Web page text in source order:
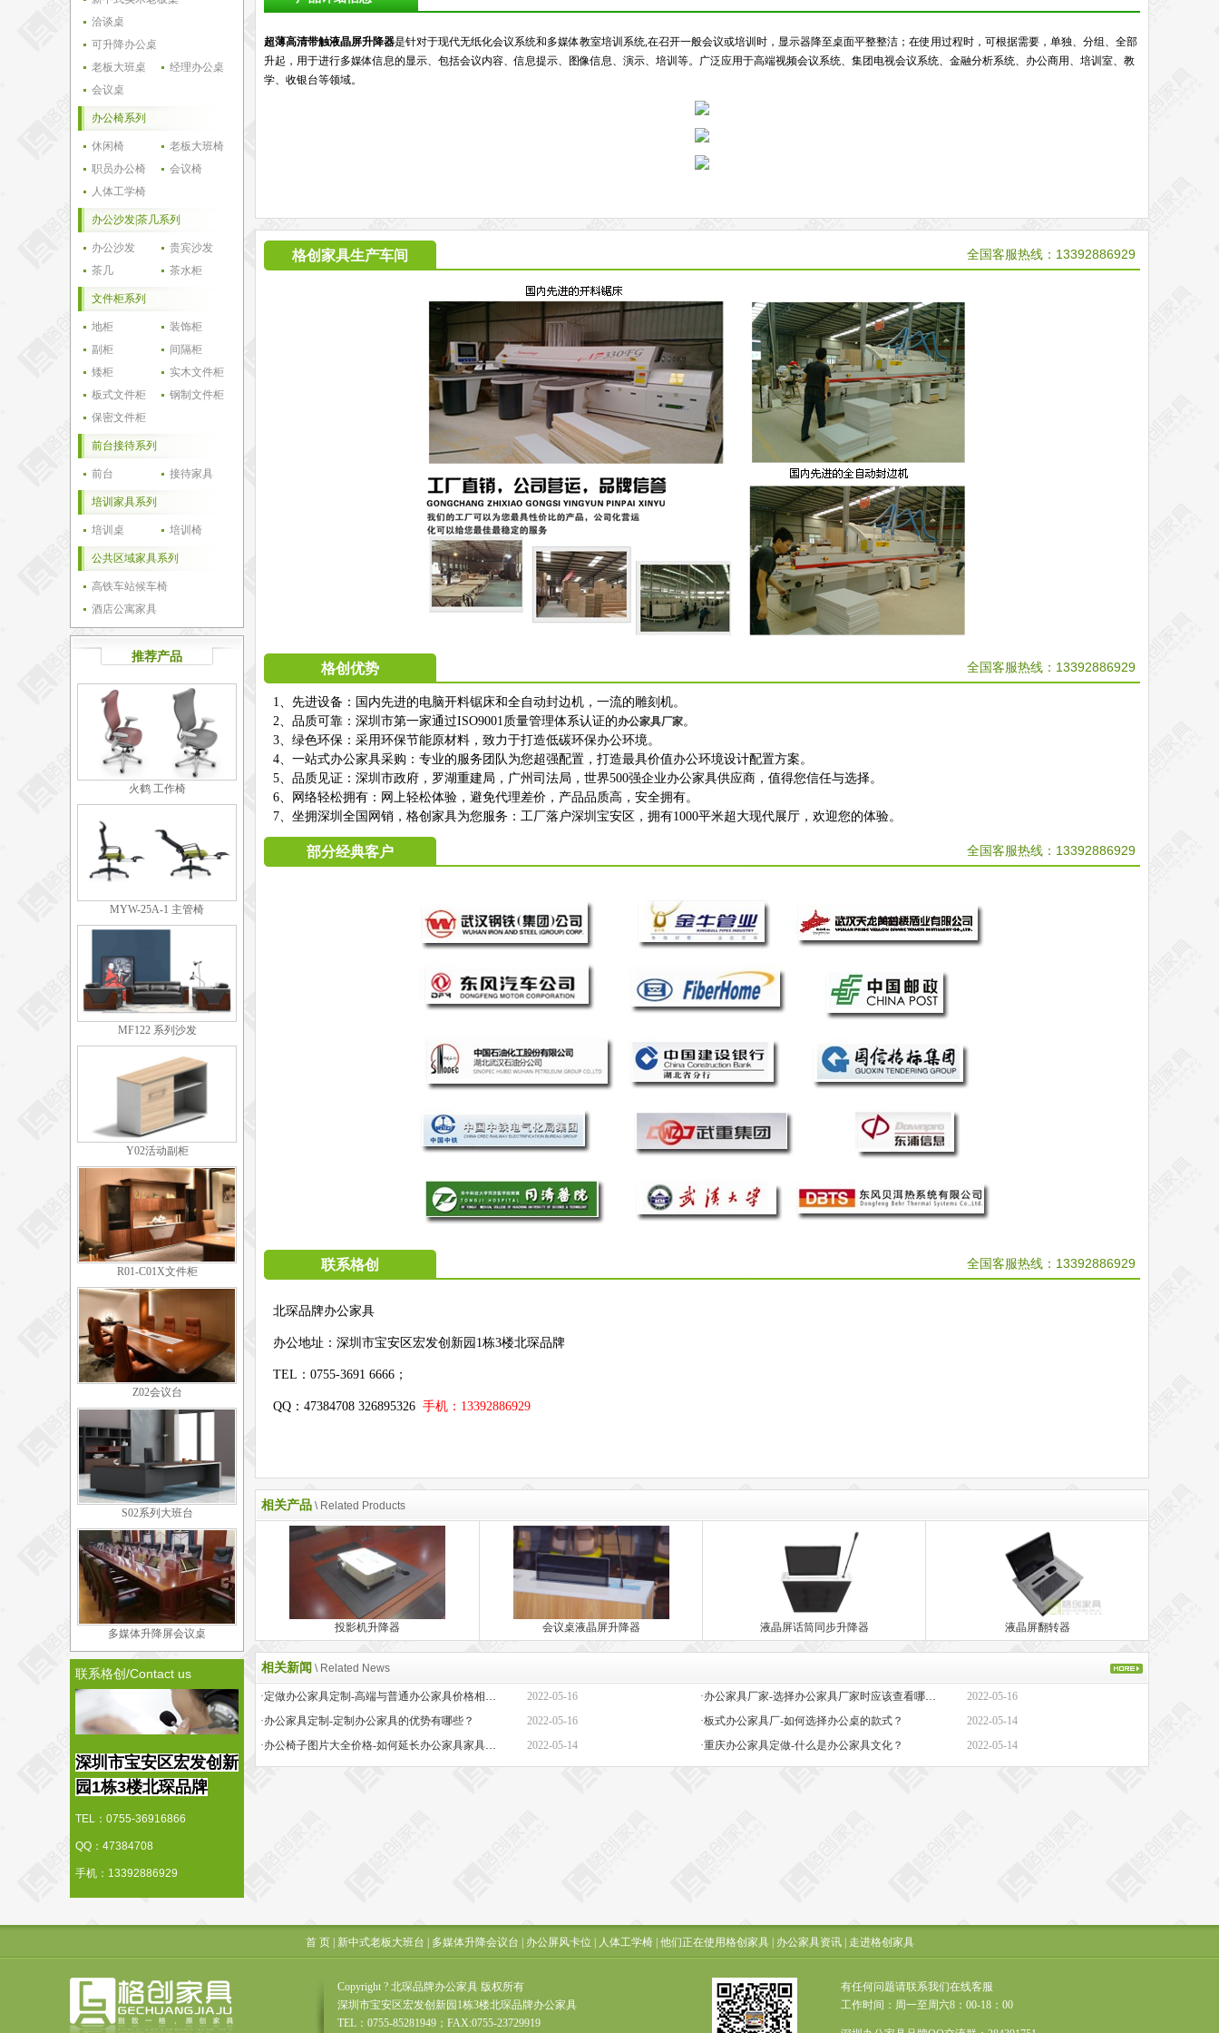
洽谈桌
可升降办公桌
老板大班桌
经理办公桌
会议桌
办公椅系列
休闲椅
老板大班椅
职员办公椅
会议椅
人体工学椅
办公沙发|茶几系列
办公沙发
贵宾沙发
茶几
茶水柜
文件柜系列
地柜
装饰柜
副柜
间隔柜
矮柜
实木文件柜
板式文件柜
钢制文件柜
保密文件柜
前台接待系列
前台 接待家具
培训家具系列
培训桌 培训椅
公共区域家具系列
高铁车站候车椅
酒店公寓家具
推荐产品
火鹤 工作椅
MYW-25A-1 主管椅
MF122 系列沙发
Y02活动副柜
R01-C01X文件柜
Z02会议台
S02系列大班台
多媒体升降屏会议桌
联系格创/Contact us
深圳市宝安区宏发创新
园1栋3楼北琛品牌
TEL：0755-36916866
QQ：47384708
手机：13392886929
超薄高清带触液晶屏升降器是针对于现代无纸化会议系统和多媒体教室培训系统,在召开一般会议或培训时，显示器降至桌面平整整洁；在使用过程时，可根据需要，单独、分组、全部
升起，用于进行多媒体信息的显示、包括会议内容、信息提示、图像信息、演示、培训等。广泛应用于高端视频会议系统、集团电视会议系统、金融分析系统、办公商用、培训室、教
学、收银台等领域。
格创家具生产车间 全国客服热线：13392886929
格创优势 全国客服热线：13392886929
1、先进设备：国内先进的电脑开料锯床和全自动封边机，一流的雕刻机。
2、品质可靠：深圳市第一家通过ISO9001质量管理体系认证的办公家具厂家。
3、绿色环保：采用环保节能原材料，致力于打造低碳环保办公环境。
4、一站式办公家具采购：专业的服务团队为您超强配置，打造最具价值办公环境设计配置方案。
5、品质见证：深圳市政府，罗湖重建局，广州司法局，世界500强企业办公家具供应商，值得您信任与选择。
6、网络轻松拥有：网上轻松体验，避免代理差价，产品品质高，安全拥有。
7、坐拥深圳全国网销，格创家具为您服务：工厂落户深圳宝安区，拥有1000平米超大现代展厅，欢迎您的体验。
部分经典客户 全国客服热线： 13392886929
联系格创 全国客服热线： 13392886929
北琛品牌办公家具
办公地址： 深圳市宝安区宏发创新园1栋3楼北琛品牌
TEL：0755-3691 6666；
QQ：47384708 326895326 手机：13392886929
相关产品 \ Related Products
投影机升降器 会议桌液晶屏升降器 液晶屏话筒同步升降器 液晶屏翻转器
相关新闻 \ Related News
·定做办公家具定制-高端与普通办公家具价格相差巨大的原因是什么？ 2022-05-16 ·办公家具厂家-选择办公家具厂家时应该查看哪些方面？
2022-05-16
·办公家具定制-定制办公家具的优势有哪些？
2022-05-16 ·板式办公家具厂-如何选择办公桌的款式？
2022-05-14
·办公椅子图片大全价格-如何延长办公家具家具的保质期？
2022-05-14 ·重庆办公家具定做-什么是办公家具文化？ 2022-05-14
首 页| 新中式老板大班台 多媒体升降会议台 办公屏风卡位 人体工学椅| 他们正在使用格创家具| 办公家具资讯| 走进格创家具
Copyright ? 北琛品牌办公家具 版权所有
深圳市宝安区宏发创新园1栋3楼北琛品牌办公家具
TEL：0755-85281949；FAX:0755-23729919
有任何问题请联系我们在线客服
工作时间：周一至周六8：00-18：00